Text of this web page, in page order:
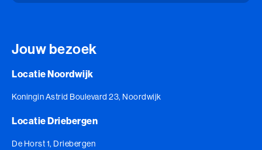
Jouw bezoek
Locatie Noordwijk
Koningin Astrid Boulevard 23, Noordwijk
Locatie Driebergen
De Horst 1, Driebergen